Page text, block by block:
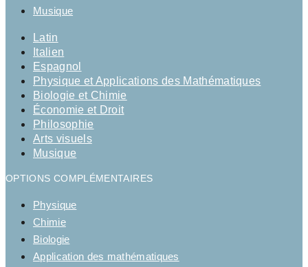
Musique
Latin
Italien
Espagnol
Physique et Applications des Mathématiques
Biologie et Chimie
Économie et Droit
Philosophie
Arts visuels
Musique
OPTIONS COMPLÉMENTAIRES
Physique
Chimie
Biologie
Application des mathématiques